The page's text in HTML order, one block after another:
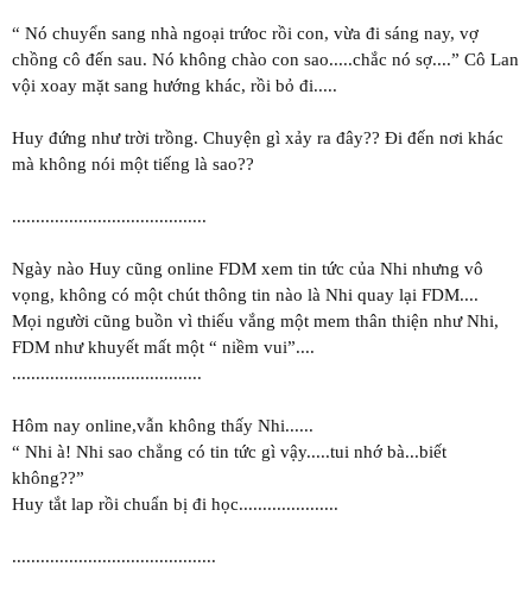
“ Nó chuyển sang nhà ngoại trứoc rồi con, vừa đi sáng nay, vợ
chồng cô đến sau. Nó không chào con sao.....chắc nó sợ....” Cô Lan
vội xoay mặt sang hướng khác, rồi bỏ đi.....
Huy đứng như trời trồng. Chuyện gì xảy ra đây?? Đi đến nơi khác
mà không nói một tiếng là sao??
.........................................
Ngày nào Huy cũng online FDM xem tin tức của Nhi nhưng vô
vọng, không có một chút thông tin nào là Nhi quay lại FDM....
Mọi người cũng buồn vì thiếu vắng một mem thân thiện như Nhi,
FDM như khuyết mất một “ niềm vui”....
........................................
Hôm nay online,vẫn không thấy Nhi......
“ Nhi à! Nhi sao chẳng có tin tức gì vậy.....tui nhớ bà...biết
không??”
Huy tắt lap rồi chuẩn bị đi học.....................
...........................................